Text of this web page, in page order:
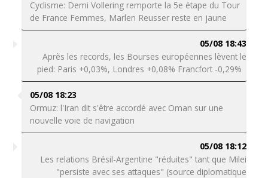
Cyclisme: Demi Vollering remporte la 5e étape du Tour
de France Femmes, Marlen Reusser reste en jaune
05/08 18:43
Après les records, les Bourses européennes lèvent le
pied: Paris +0,03%, Londres +0,08% Francfort -0,29%
05/08 18:23
Ormuz: l'Iran dit s'être accordé avec Oman sur une
nouvelle voie de navigation
05/08 18:12
Les relations Brésil-Argentine "réduites" tant que Milei
"persiste avec ses attaques" (source diplomatique